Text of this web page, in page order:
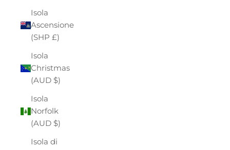
Isola
Ascensione
(SHP £)
Isola
Christmas
(AUD $)
Isola
Norfolk
(AUD $)
Isola di